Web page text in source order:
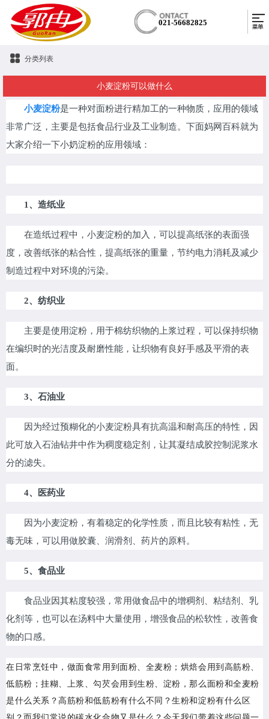
021-56682825
分类列表
小麦淀粉可以做什么
小麦淀粉是一种对面粉进行精加工的一种物质，应用的领域
非常广泛，主要是包括食品行业及工业制造。下面妈网百科就为
大家介绍一下小奶淀粉的应用领域：
1、造纸业
在造纸过程中，小麦淀粉的加入，可以提高纸张的表面强
度，改善纸张的粘合性，提高纸张的重量，节约电力消耗及减少
制造过程中对环境的污染。
2、纺织业
主要是使用淀粉，用于棉纺织物的上浆过程，可以保持织物
在编织时的光洁度及耐磨性能，让织物有良好手感及平滑的表
面。
3、石油业
因为经过预糊化的小麦淀粉具有抗高温和耐高压的特性，因
此可放入石油钻井中作为稠度稳定剂，让其凝结成胶控制泥浆水
分的滤失。
4、医药业
因为小麦淀粉，有着稳定的化学性质，而且比较有粘性，无
毒无味，可以用做胶囊、润滑剂、药片的原料。
5、食品业
食品业因其粘度较强，常用做食品中的增稠剂、粘结剂、乳
化剂等，也可以在汤料中大量使用，增强食品的松软性，改善食
物的口感。
在日常烹饪中，做面食常用到面粉、全麦粉；烘焙会用到高筋粉、
低筋粉；挂糊、上浆、勾芡会用到生粉、淀粉，那么面粉和全麦粉
是什么关系？高筋粉和低筋粉有什么不同？生粉和淀粉有什么区